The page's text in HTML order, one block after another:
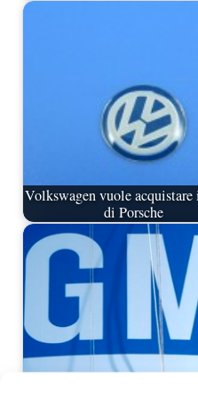
Volkswagen vuole
di Porsche